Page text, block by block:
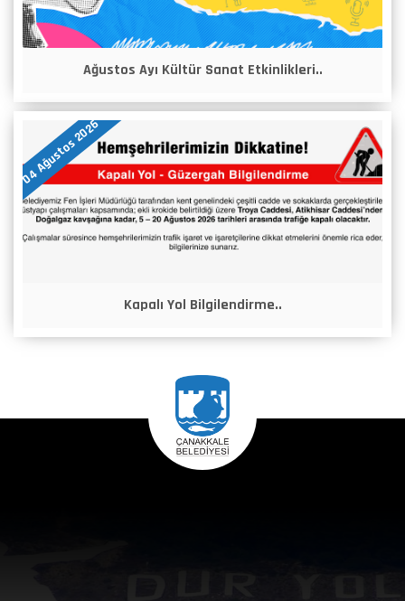
Ağustos Ayı Kültür Sanat Etkinlikleri..
04 Ağustos 2026
Kapalı Yol Bilgilendirme..